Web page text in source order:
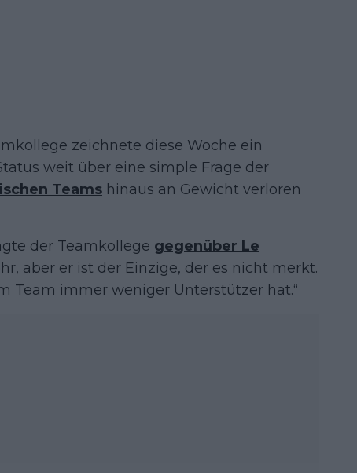
zeichnete diese Woche ein
weit über eine simple Frage der
Teams hinaus an Gewicht verloren
der Teamkollege gegenüber Le
aber er ist der Einzige, der es nicht merkt.
Team immer weniger Unterstützer hat.“